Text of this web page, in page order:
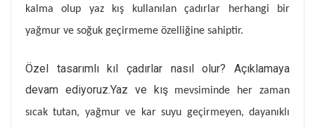
kalma olup yaz kış kullanılan çadırlar herhangi bir
yağmur ve soğuk geçirmeme özelliğine sahiptir.
Özel tasarımlı kıl çadırlar nasıl olur? Açıklamaya
devam ediyoruz.Yaz ve kışmevsiminde her zaman
sıcak tutan, yağmur ve kar suyu geçirmeyen, dayanıklı